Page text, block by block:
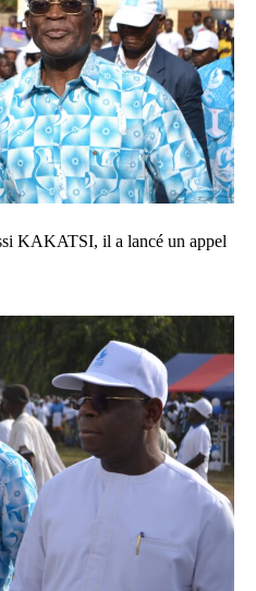
KAKATSI, il a lancé un appel